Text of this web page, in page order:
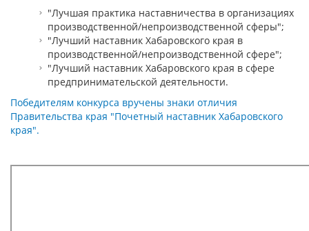
"Лучшая практика наставничества в организациях
производственной/непроизводственной сферы";
"Лучший наставник Хабаровского края в
производственной/непроизводственной сфере";
"Лучший наставник Хабаровского края в сфере
предпринимательской деятельности.
Победителям конкурса вручены знаки отличия
Правительства края "Почетный наставник Хабаровского
края".